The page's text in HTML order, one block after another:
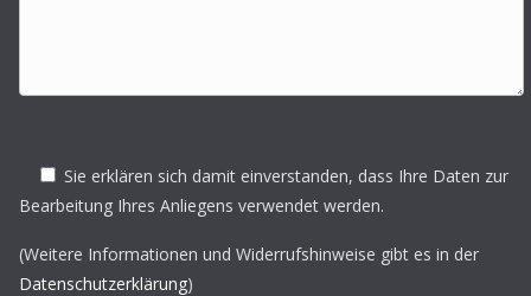
Sie erklären sich damit einverstanden, dass Ihre Daten zur
Bearbeitung Ihres Anliegens verwendet werden.
(Weitere Informationen und Widerrufshinweise gibt es in der
Datenschutzerklärung)